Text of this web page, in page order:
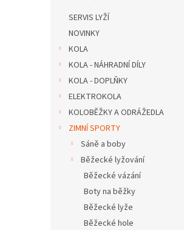
SERVIS LYŽÍ
NOVINKY
KOLA
KOLA - NÁHRADNÍ DÍLY
KOLA - DOPLŇKY
ELEKTROKOLA
KOLOBĚŽKY A ODRÁŽEDLA
ZIMNÍ SPORTY
Sáně a boby
Běžecké lyžování
Běžecké vázání
Boty na běžky
Běžecké lyže
Běžecké hole